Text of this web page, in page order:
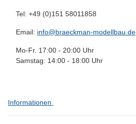
Tel: +49 (0)151 58011858
Email: info@braeckman-modellbau.de
Mo-Fr. 17:00 - 20:00 Uhr
Samstag: 14:00 - 18:00 Uhr
Informationen